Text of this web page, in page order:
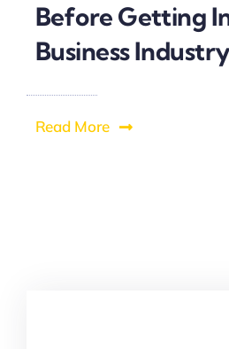
Before Getting
Business Industry
Read More